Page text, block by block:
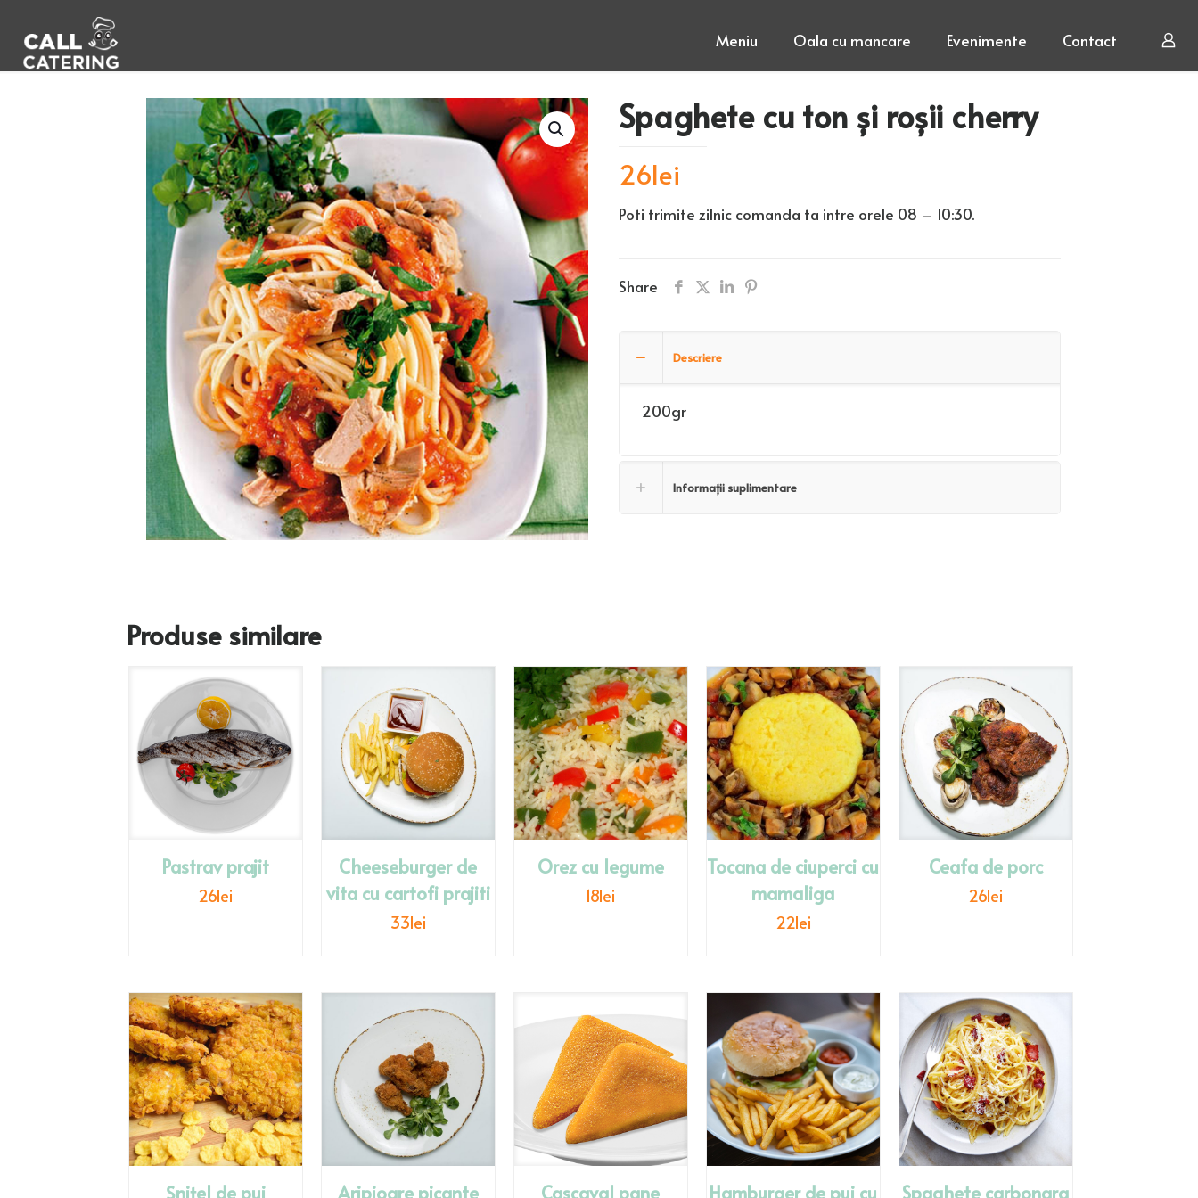
Meniu Oala cu mancare Evenimente Contact
Spaghete cu ton și roșii cherry
26lei
Poti trimite zilnic comanda ta intre orele 08 – 10:30.
Share
Descriere
200gr
Informații suplimentare
Produse similare
Pastrav prajit
26lei
Cheeseburger de
vita cu cartofi prajiti
33lei
Orez cu legume
18lei
Tocana de ciuperci cu
mamaliga
22lei
Ceafa de porc
26lei
Șnițel de pui Aripioare picante Cascaval pane Hamburger de pui cu Spaghete carbonara